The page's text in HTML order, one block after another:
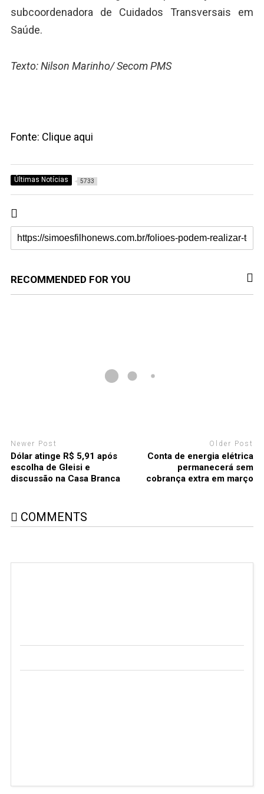
subcoordenadora de Cuidados Transversais em
Saúde.
Texto: Nilson Marinho/ Secom PMS
Fonte: Clique aqui
Últimas Notícias 5733
RECOMMENDED FOR YOU
Newer Post
Dólar atinge R$ 5,91 após
escolha de Gleisi e
discussão na Casa Branca
Older Post
Conta de energia elétrica
permanecerá sem
cobrança extra em março
COMMENTS